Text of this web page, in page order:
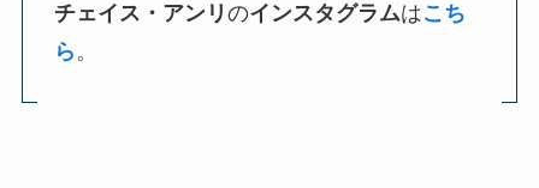
チェイス・アンリ のインスタグラムはこち
ら。